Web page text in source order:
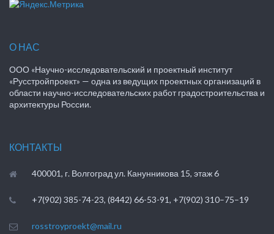
О НАС
ООО «Научно-исследовательский и проектный институт
«Русстройпроект» — одна из ведущих проектных организаций в
области научно-исследовательских работ градостроительства и
архитектуры России.
КОНТАКТЫ
400001, г. Волгоград ул. Канунникова 15, этаж 6
+7(902) 385-74-23, (8442) 66-53-91, +7(902) 310–75–19
rosstroyproekt@mail.ru